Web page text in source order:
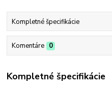
Kompletné špecifikácie
Komentáre 0
Kompletné špecifikácie